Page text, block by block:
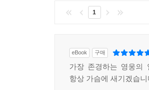
1
eBook 구매
가장 존경하는 영웅의
항상 가슴에 새기겠습니